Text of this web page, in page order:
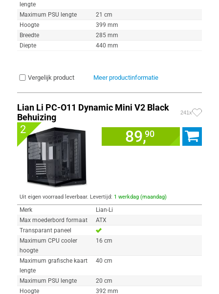
lengte
Maximum PSU lengte
21 cm
Hoogte
399 mm
Breedte
285 mm
Diepte
440 mm
Vergelijk product Meer productinformatie
Lian Li PC-O11 Dynamic Mini V2 Black
Behuizing
241x
2 89,90
Uit eigen voorraad leverbaar. Levertijd: 1 werkdag (maandag)
Merk
Lian-Li
Max moederbord formaat
ATX
Transparant paneel
Maximum CPU cooler
hoogte
16 cm
Maximum grafische kaart
lengte
40 cm
Maximum PSU lengte
20 cm
Hoogte
392 mm